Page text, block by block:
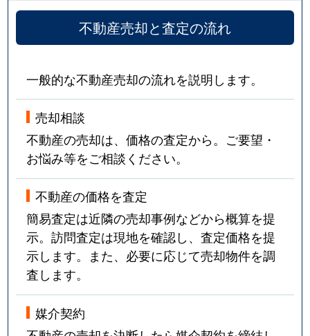
不動産売却と査定の流れ
一般的な不動産売却の流れを説明します。
売却相談
不動産の売却は、価格の査定から。ご要望・
お悩み等をご相談ください。
不動産の価格を査定
簡易査定は近隣の売却事例などから概算を提
示。訪問査定は現地を確認し、査定価格を提
示します。また、必要に応じて売却物件を調
査します。
媒介契約